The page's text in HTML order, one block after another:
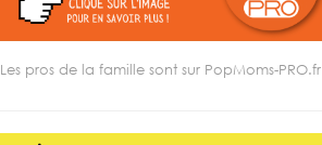
Les pros de la famille sont sur PopMoms-PRO.fr